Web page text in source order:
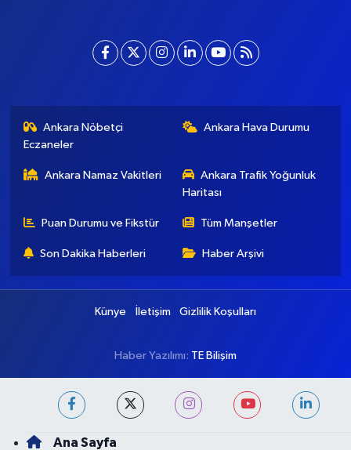
[email protected]
Eczaneler
Ankara Namaz Vakitleri
Ankara Trafik Yoğunluk